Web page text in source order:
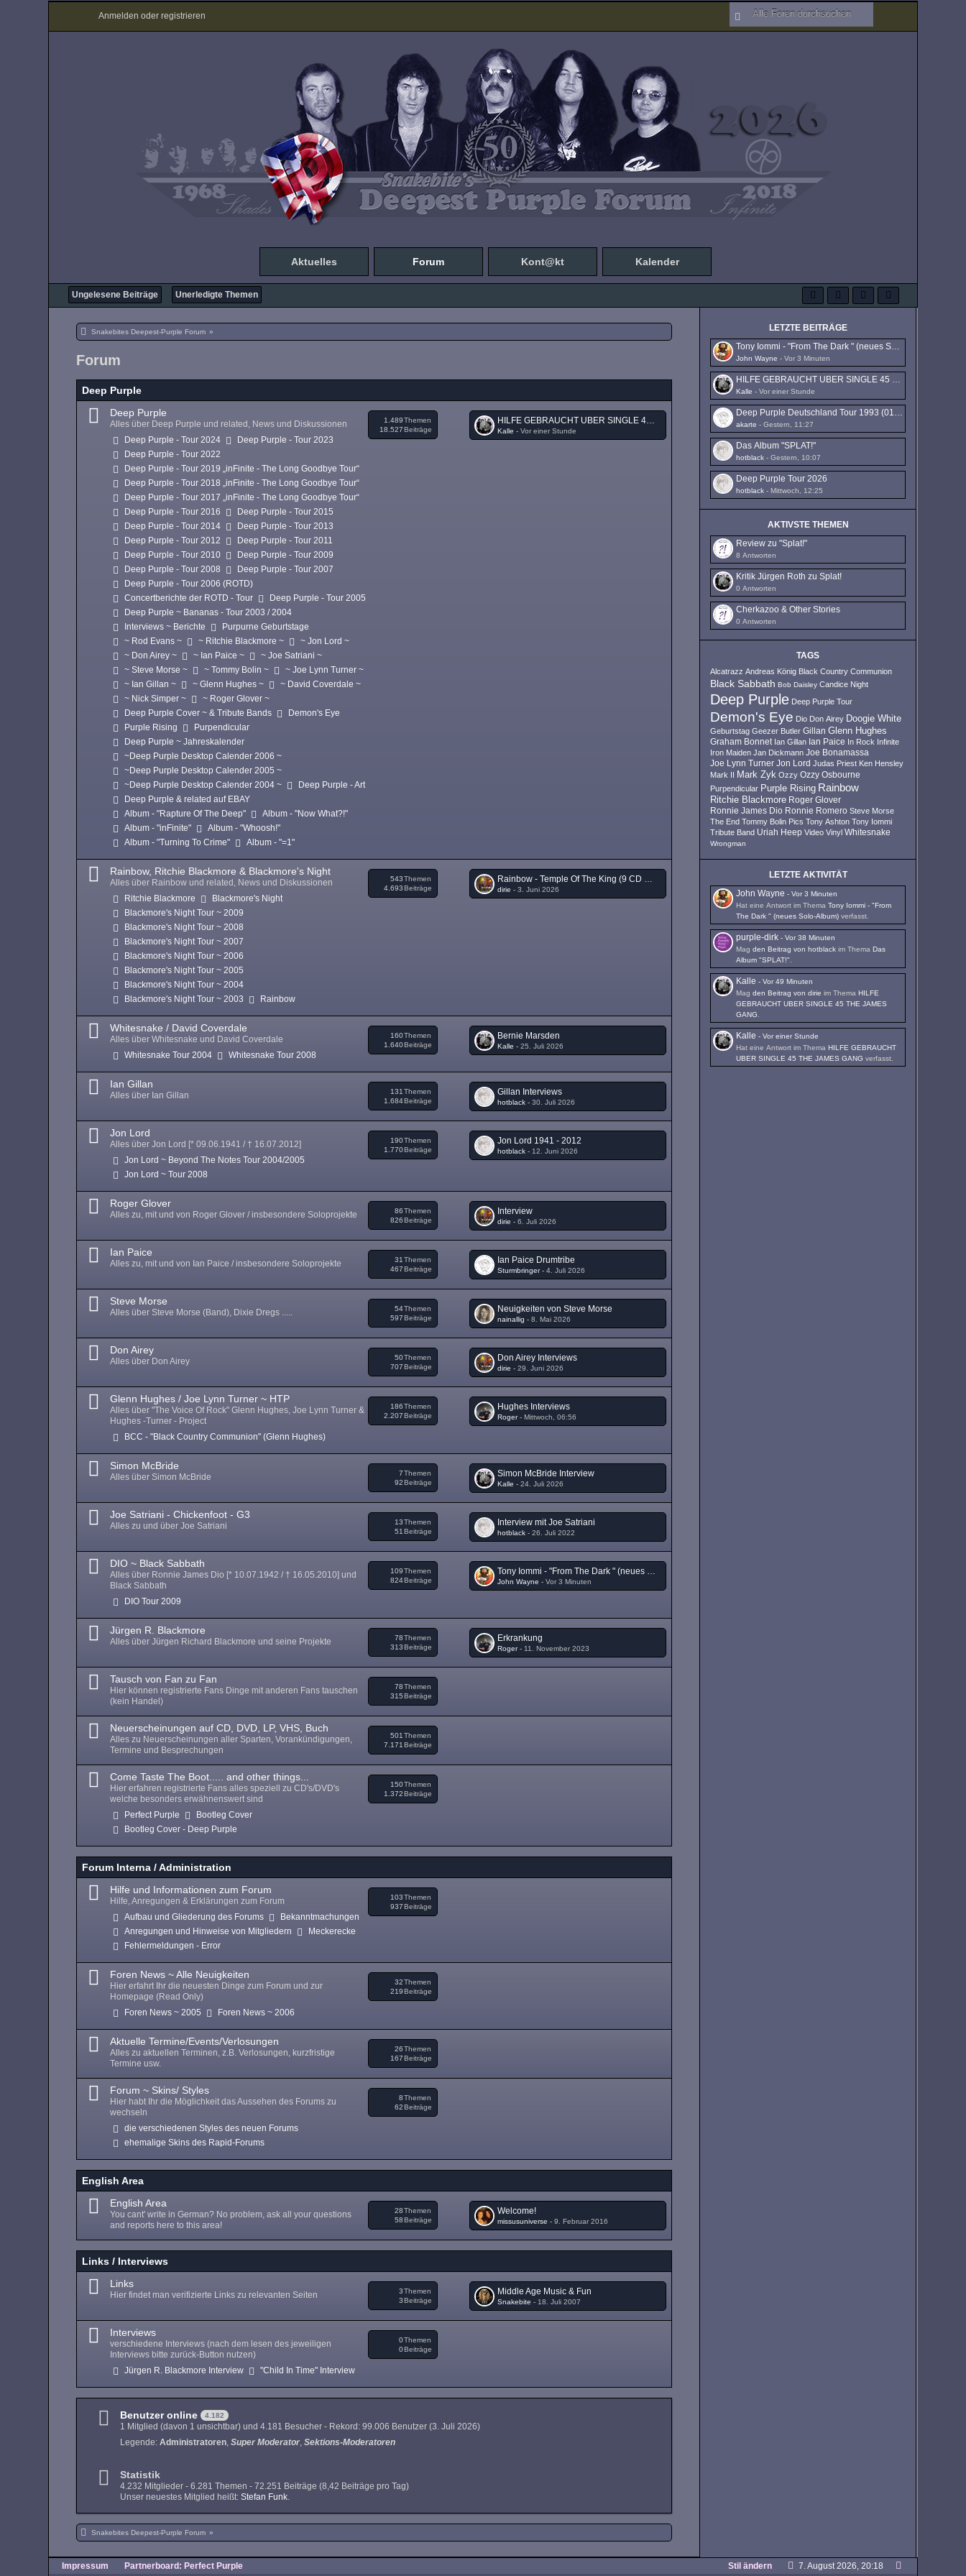
Anmelden oder registrieren
Aktuelles Forum Kont@kt Kalender
Ungelesene Beiträge Unerledigte Themen
Snakebites Deepest-Purple Forum »
Forum
Deep Purple
Deep Purple
Alles über Deep Purple und related, News und Diskussionen Themen
1.489
Beiträge
18.527
HILFE GEBRAUCHT UBER SINGLE 45 THE JAMES GANG
Kalle -Vor einer Stunde
Deep Purple - Tour 2024
Deep Purple - Tour 2023
Deep Purple - Tour 2022
Deep Purple - Tour 2019 „inFinite - The Long Goodbye Tour“
Deep Purple - Tour 2018 „inFinite - The Long Goodbye Tour“
Deep Purple - Tour 2017 „inFinite - The Long Goodbye Tour“
Deep Purple - Tour 2016
Deep Purple - Tour 2015
Deep Purple - Tour 2014
Deep Purple - Tour 2013
Deep Purple - Tour 2012
Deep Purple - Tour 2011
Deep Purple - Tour 2010
Deep Purple - Tour 2009
Deep Purple - Tour 2008
Deep Purple - Tour 2007
Deep Purple - Tour 2006 (ROTD)
Concertberichte der ROTD - Tour
Deep Purple - Tour 2005
Deep Purple ~ Bananas - Tour 2003 / 2004
Interviews ~ Berichte
Purpurne Geburtstage
~ Rod Evans ~
~ Ritchie Blackmore ~
~ Jon Lord ~
~ Don Airey ~
~ Ian Paice ~
~ Joe Satriani ~
~ Steve Morse ~
~ Tommy Bolin ~
~ Joe Lynn Turner ~
~ Ian Gillan ~
~ Glenn Hughes ~
~ David Coverdale ~
~ Nick Simper ~
~ Roger Glover ~
Deep Purple Cover ~ & Tribute Bands
Demon's Eye
Purple Rising
Purpendicular
Deep Purple ~ Jahreskalender
~Deep Purple Desktop Calender 2006 ~
~Deep Purple Desktop Calender 2005 ~
~Deep Purple Desktop Calender 2004 ~
Deep Purple - Art
Deep Purple & related auf EBAY
Album - "Rapture Of The Deep"
Album - "Now What?!"
Album - "inFinite"
Album - "Whoosh!"
Album - "Turning To Crime"
Album - "=1"
Rainbow, Ritchie Blackmore & Blackmore's Night
Alles über Rainbow und related, News und Diskussionen Themen
543
Beiträge
4.693
Rainbow - Temple Of The King (9 CD Box-Set 1975 - 1976)
dirie -3. Juni 2026
Ritchie Blackmore
Blackmore's Night
Blackmore's Night Tour ~ 2009
Blackmore's Night Tour ~ 2008
Blackmore's Night Tour ~ 2007
Blackmore's Night Tour ~ 2006
Blackmore's Night Tour ~ 2005
Blackmore's Night Tour ~ 2004
Blackmore's Night Tour ~ 2003
Rainbow
Whitesnake / David Coverdale
Alles über Whitesnake und David Coverdale Themen
160
Beiträge
1.640
Bernie Marsden
Kalle -25. Juli 2026
Whitesnake Tour 2004 Whitesnake Tour 2008
Ian Gillan
Alles über Ian Gillan Themen
131
Beiträge
1.684
Gillan Interviews
hotblack -30. Juli 2026
Jon Lord
Alles über Jon Lord [* 09.06.1941 / † 16.07.2012] Themen
190
Beiträge
1.770
Jon Lord 1941 - 2012
hotblack - 12. Juni 2026
Jon Lord ~ Beyond The Notes Tour 2004/2005
Jon Lord ~ Tour 2008
Roger Glover
Alles zu, mit und von Roger Glover / insbesondere Soloprojekte Themen
86
Beiträge
826
Interview
dirie -6. Juli 2026
Ian Paice
Alles zu, mit und von Ian Paice / insbesondere Soloprojekte Themen
31
Beiträge
467
Ian Paice Drumtribe
Sturmbringer-4. Juli 2026
Steve Morse
Alles über Steve Morse (Band), Dixie Dregs ..... Themen
54
Beiträge
597
Neuigkeiten von Steve Morse
nainallig -8. Mai 2026
Don Airey
Alles über Don Airey Themen
50
Beiträge
707
Don Airey Interviews
dirie -29. Juni 2026
Glenn Hughes / Joe Lynn Turner ~ HTP
Alles über "The Voice Of Rock" Glenn Hughes, Joe Lynn Turner &
Hughes -Turner - Project
Themen
186
Beiträge
2.207
Hughes Interviews
Roger-Mittwoch, 06:56
BCC - "Black Country Communion" (Glenn Hughes)
Simon McBride
Alles über Simon McBride Themen
7
Beiträge
92
Simon McBride Interview
Kalle -24. Juli 2026
Joe Satriani - Chickenfoot - G3
Alles zu und über Joe Satriani Themen
13
Beiträge
51
Interview mit Joe Satriani
hotblack -26. Juli 2022
DIO ~ Black Sabbath
Alles über Ronnie James Dio [* 10.07.1942 / † 16.05.2010] und
Black Sabbath
Themen
109
Beiträge
824
Tony Iommi - "From The Dark " (neues Solo-Album)
John Wayne -Vor 3 Minuten
DIO Tour 2009
Jürgen R. Blackmore
Alles über Jürgen Richard Blackmore und seine Projekte Themen
78
Beiträge
313
Erkrankung
Roger- 11. November 2023
Tausch von Fan zu Fan
Hier können registrierte Fans Dinge mit anderen Fans tauschen
(kein Handel)
Themen
78
Beiträge
315
Neuerscheinungen auf CD, DVD, LP, VHS, Buch
Alles zu Neuerscheinungen aller Sparten, Vorankündigungen,
Termine und Besprechungen
Themen
501
Beiträge
7.171
Come Taste The Boot..... and other things...
Hier erfahren registrierte Fans alles speziell zu CD's/DVD's
welche besonders erwähnenswert sind
Themen
150
Beiträge
1.372
Perfect Purple
Bootleg Cover
Bootleg Cover - Deep Purple
Forum Interna / Administration
Hilfe und Informationen zum Forum
Hilfe, Anregungen & Erklärungen zum Forum Themen
103
Beiträge
937
Aufbau und Gliederung des Forums
Bekanntmachungen
Anregungen und Hinweise von Mitgliedern
Meckerecke
Fehlermeldungen - Error
Foren News ~ Alle Neuigkeiten
Hier erfahrt Ihr die neuesten Dinge zum Forum und zur
Homepage (Read Only)
Themen
32
Beiträge
219
Foren News ~ 2005 Foren News ~ 2006
Aktuelle Termine/Events/Verlosungen
Alles zu aktuellen Terminen, z.B. Verlosungen, kurzfristige
Termine usw.
Themen
26
Beiträge
167
Forum ~ Skins/ Styles
Hier habt Ihr die Möglichkeit das Aussehen des Forums zu
wechseln
Themen
8
Beiträge
62
die verschiedenen Styles des neuen Forums
ehemalige Skins des Rapid-Forums
English Area
English Area
You cant' write in German? No problem, ask all your questions
and reports here to this area!
Themen
28
Beiträge
58
Welcome!
missusuniverse -9. Februar 2016
Links / Interviews
Links
Hier findet man verifizierte Links zu relevanten Seiten Themen
3
Beiträge
3
Middle Age Music & Fun
Snakebite - 18. Juli 2007
Interviews
verschiedene Interviews (nach dem lesen des jeweiligen
Interviews bitte zurück-Button nutzen)
Themen
0
Beiträge
0
Jürgen R. Blackmore Interview "Child In Time" Interview
Benutzer online 4.182
1 Mitglied (davon 1 unsichtbar) und 4.181 Besucher - Rekord: 99.006 Benutzer (3. Juli 2026)
Legende: Administratoren Super Moderator Sektions-Moderatoren
Statistik
4.232 Mitglieder - 6.281 Themen - 72.251 Beiträge (8,42 Beiträge pro Tag)
Unser neuestes Mitglied heißt:Stefan Funk.
Snakebites Deepest-Purple Forum »
LETZTE BEITRÄGE
Tony Iommi - "From The Dark " (neues Solo-Album)
John Wayne -Vor 3 Minuten
HILFE GEBRAUCHT UBER SINGLE 45 THE JAMES
Kalle -Vor einer Stunde
Deep Purple Deutschland Tour 1993 (01.10. - 16.10.1993)
akarte -Gestern, 11:27
Das Album "SPLAT!"
hotblack -Gestern, 10:07
Deep Purple Tour 2026
hotblack - Mittwoch, 12:25
AKTIVSTE THEMEN
Review zu "Splat!"
8 Antworten
Kritik Jürgen Roth zu Splat!
0 Antworten
Cherkazoo & Other Stories
0 Antworten
TAGS
Alcatrazz Andreas König Black Country Communion
Black Sabbath Bob Daisley Candice Night
Deep Purple Deep Purple Tour
Demon's Eye Dio Don Airey Doogie White
Geburtstag Geezer Butler Gillan Glenn Hughes
Graham Bonnet Ian Gillan Ian Paice In Rock Infinite
Iron Maiden Jan Dickmann Joe Bonamassa
Joe Lynn Turner Jon Lord Judas Priest Ken Hensley
Mark II Mark Zyk Ozzy Ozzy Osbourne
Purpendicular Purple Rising Rainbow
Ritchie Blackmore Roger Glover
Ronnie James Dio Ronnie Romero Steve Morse
The End Tommy Bolin Pics Tony Ashton Tony Iommi
Tribute Band Uriah Heep Video Vinyl Whitesnake
Wrongman
LETZTE AKTIVITÄT
John Wayne -Vor 3 Minuten
Hat eine Antwort im ThemaTony Iommi - "From
The Dark " (neues Solo-Album) verfasst.
purple-dirk -Vor 38 Minuten
Magden Beitrag vonhotblack im ThemaDas
Album "SPLAT!"
Kalle -Vor 49 Minuten
Magden Beitrag vondirie im ThemaHILFE
GEBRAUCHT UBER SINGLE 45 THE JAMES
GANG
Kalle -Vor einer Stunde
Hat eine Antwort im ThemaHILFE GEBRAUCHT
UBER SINGLE 45 THE JAMES GANG verfasst.
Impressum Partnerboard: Perfect Purple 7. August 2026, 20:18
Stil ändern